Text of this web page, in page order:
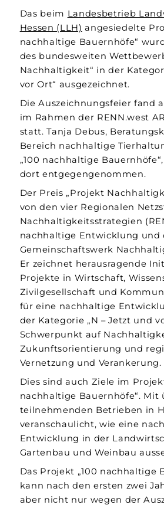
Das beim Landesbetrieb
Hessen (LLH) angesiedelte
nachhaltige Bauernhöfe“
des bundesweiten
Nachhaltigkeit“ in der
vor Ort“ ausgezeichnet.
Die Auszeichnungsfeier fand
im Rahmen der RENN.west
statt. Tanja Debus,
Bereich nachhaltige
„100 nachhaltige
dort entgegengenommen.
Der Preis „Projekt
von den vier Regionalen
Nachhaltigkeitsstrategien
nachhaltige Entwicklung und
Gemeinschaftswerk
Er zeichnet herausragende
Projekte in Wirtschaft,
Zivilgesellschaft und
für eine nachhaltige
der Kategorie „N – Jetzt und
Schwerpunkt auf
Zukunftsorientierung und
Vernetzung und Verankerung.
Dies sind auch Ziele im
nachhaltige Bauernhöfe“. Mit
teilnehmenden Betrieben in
veranschaulicht, wie eine
Entwicklung in der
Gartenbau und Weinbau
Das Projekt „100 nachhaltige
kann nach den ersten zwei
aber nicht nur wegen der